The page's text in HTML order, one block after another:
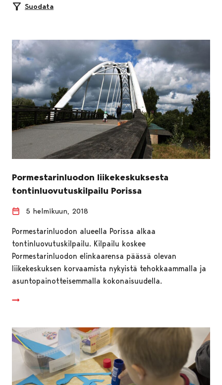
Suodata
Pormestarinluodon liikekeskuksesta
tontinluovutuskilpailu Porissa
5 helmikuun, 2018
Pormestarinluodon alueella Porissa alkaa
tontinluovutuskilpailu. Kilpailu koskee
Pormestarinluodon elinkaarensa päässä olevan
liikekeskuksen korvaamista nykyistä tehokkaammalla ja
asuntopainotteisemmalla kokonaisuudella.